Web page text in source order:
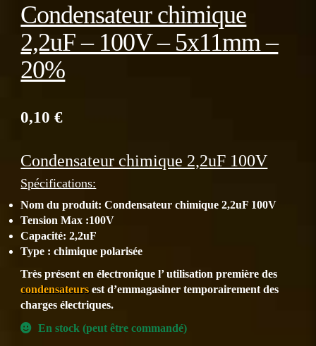
Condensateur chimique
2,2uF – 100V – 5x11mm –
20%
0,10€
Condensateur chimique 2,2uF 100V
Spécifications:
Nom du produit: Condensateur chimique 2,2uF 100V
Tension Max :100V
Capacité: 2,2uF
Type : chimique polarisée
Très présent en électronique l’ utilisation première des
condensateursest d’emmagasiner temporairement des
charges électriques.
En stock (peut être commandé)